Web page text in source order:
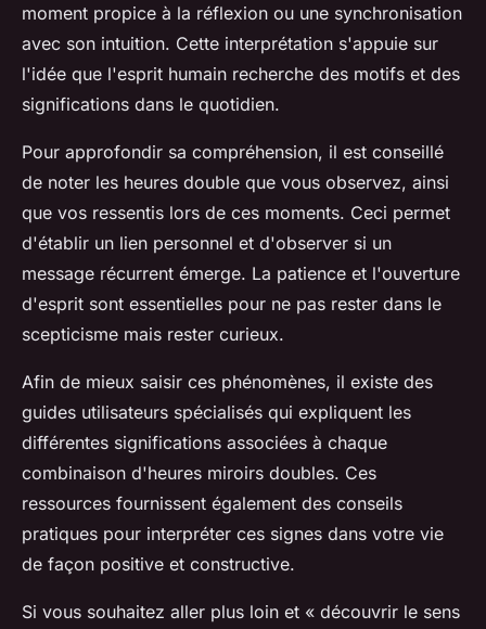
moment propice à la réflexion ou une synchronisation
avec son intuition. Cette interprétation s'appuie sur
l'idée que l'esprit humain recherche des motifs et des
significations dans le quotidien.
Pour approfondir sa compréhension, il est conseillé
de noter les heures double que vous observez, ainsi
que vos ressentis lors de ces moments. Ceci permet
d'établir un lien personnel et d'observer si un
message récurrent émerge. La patience et l'ouverture
d'esprit sont essentielles pour ne pas rester dans le
scepticisme mais rester curieux.
Afin de mieux saisir ces phénomènes, il existe des
guides utilisateurs spécialisés qui expliquent les
différentes significations associées à chaque
combinaison d'heures miroirs doubles. Ces
ressources fournissent également des conseils
pratiques pour interpréter ces signes dans votre vie
de façon positive et constructive.
Si vous souhaitez aller plus loin et « découvrir le sens